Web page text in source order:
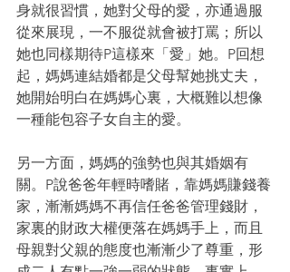
身就很習慣，她對父母的愛，亦通過服
從來展現，一不服從就會被打罵；所以
她也同樣期待P這樣來「愛」她。P回想
起，媽媽連結婚都是父母幫她挑丈夫，
她開始明白在媽媽心裏，大概難以想像
一種能包容子女自主的愛。
另一方面，媽媽的強勢也與其婚姻有
關。P說爸爸年輕時嗜賭，靠媽媽賺錢養
家，漸漸媽媽不再信任爸爸管理錢財，
家裏的財政大權便落在媽媽手上，而且
母親對父親的態度也漸漸少了尊重，形